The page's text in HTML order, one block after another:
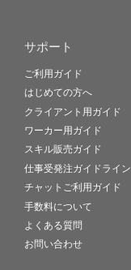
サポート
ご利用ガイド
はじめての方へ
クライアント用ガイド
ワーカー用ガイド
スキル販売ガイド
仕事受発注ガイドライン
チャットご利用ガイド
手数料について
よくある質問
お問い合わせ